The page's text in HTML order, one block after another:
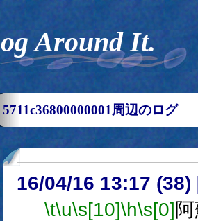
Log Around It.
5711c36800000001周辺のログ
16/04/16 13:17 (38)
\t\u\s[10]\h\s[0]